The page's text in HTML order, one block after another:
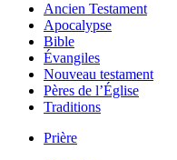
Ancien Testament
Apocalypse
Bible
Évangiles
Nouveau testament
Pères de l’Église
Traditions
Prière